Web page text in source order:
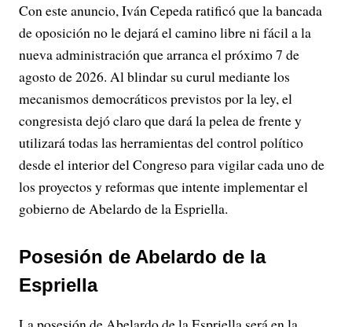
Con este anuncio, Iván Cepeda ratificó que la bancada
de oposición no le dejará el camino libre ni fácil a la
nueva administración que arranca el próximo 7 de
agosto de 2026. Al blindar su curul mediante los
mecanismos democráticos previstos por la ley, el
congresista dejó claro que dará la pelea de frente y
utilizará todas las herramientas del control político
desde el interior del Congreso para vigilar cada uno de
los proyectos y reformas que intente implementar el
gobierno de Abelardo de la Espriella.
Posesión de Abelardo de la
Espriella